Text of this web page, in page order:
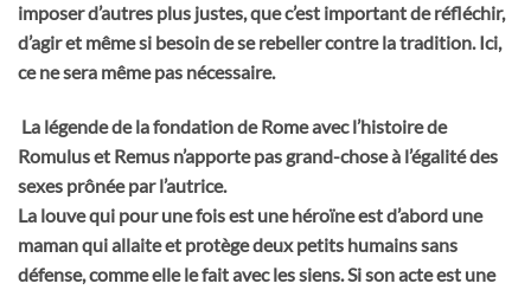
imposer d’autres plus justes, que c’est important de réfléchir,
d’agir et même si besoin de se rebeller contre la tradition. Ici,
ce ne sera même pas nécessaire.
La légende de la fondation de Rome avec l’histoire de
Romulus et Remus n’apporte pas grand-chose à l’égalité des
sexes prônée par l’autrice.
La louve qui pour une fois est une héroïne est d’abord une
maman qui allaite et protège deux petits humains sans
défense, comme elle le fait avec les siens. Si son acte est une